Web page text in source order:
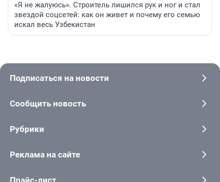
«Я не жалуюсь». Строитель лишился рук и ног и стал
звездой соцсетей: как он живет и почему его семью
искал весь Узбекистан
Подписаться на новости
Сообщить новость
Рубрики
Реклама на сайте